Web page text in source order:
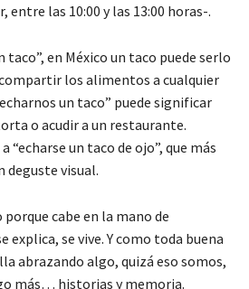
entre las 10:00 y las 13:00 horas-.
taco”, en México un taco puede serlo
los alimentos a cualquier
un taco” puede significar
o acudir a un restaurante.
“echarse un taco de ojo”, que más
deguste visual.
cabe en la mano de
explica, se vive. Y como toda buena
abrazando algo, quizá eso somos,
más… historias y memoria.